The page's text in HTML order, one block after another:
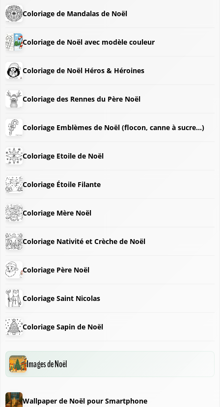
Coloriage de Mandalas de Noël
Coloriage de Noël avec modèle couleur
Coloriage de Noël Héros & Héroines
Coloriage des Rennes du Père Noël
Coloriage Emblèmes de Noël (flocon, canne à sucre...)
Coloriage Etoile de Noël
Coloriage Étoile Filante
Coloriage Mère Noël
Coloriage Nativité et Crèche de Noël
Coloriage Père Noël
Coloriage Saint Nicolas
Coloriage Sapin de Noël
Images de Noël
Wallpaper de Noël pour Smartphone